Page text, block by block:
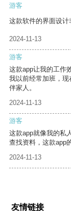
游客
这款软件的界面设计
2024-11-13
游客
这款app让我的工作
我以前经常加班，
伴家人。
2024-11-13
游客
这款app就像我的私
查找资料，这款app
2024-11-13
友情链接